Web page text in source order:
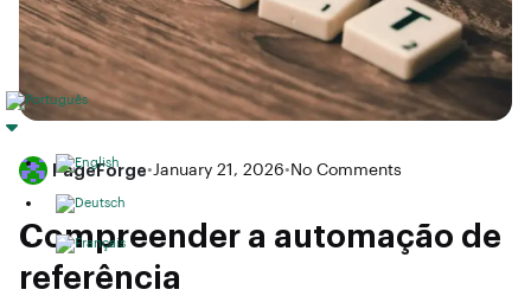
PageForge•January 21, 2026• No Comments
Compreender a automação de
referência